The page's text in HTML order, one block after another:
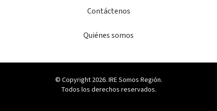
Contáctenos
Quiénes somos
© Copyright 2026. IRE Somos Región.
Todos los derechos reservados.